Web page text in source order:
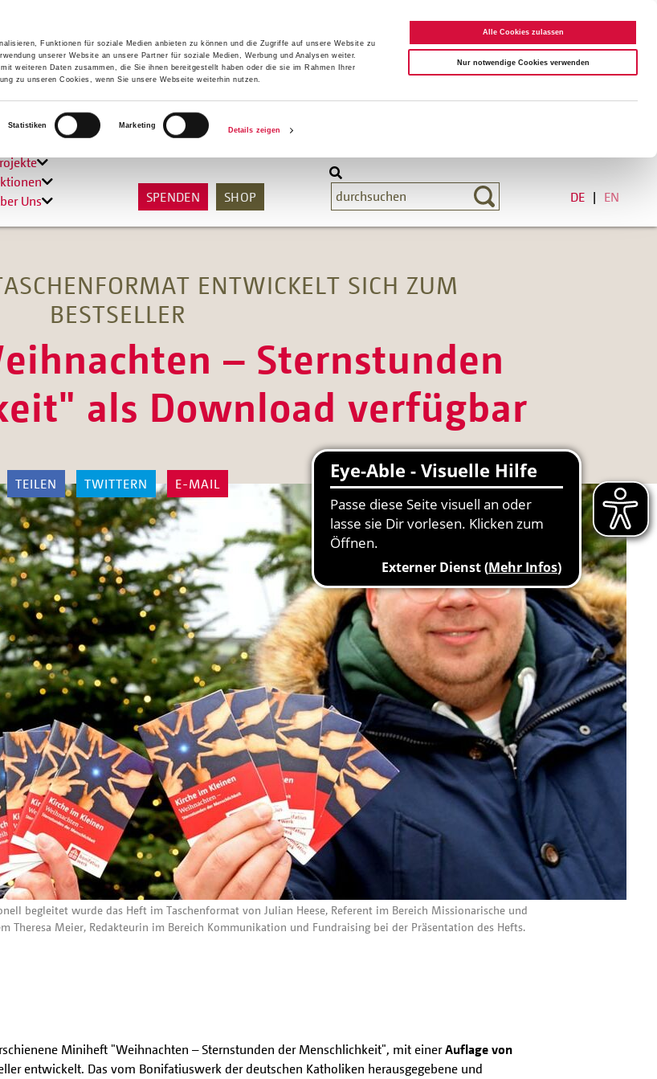
Funktionen für soziale Medien anbieten zu können und die Zugriffe auf unsere Website zu
unserer Website an unsere Partner für soziale Medien, Werbung und Analysen weiter.
weiteren Daten zusammen, die Sie ihnen bereitgestellt haben oder die sie im Rahmen Ihrer
zu unseren Cookies, wenn Sie unsere Webseite weiterhin nutzen.
Statistiken Marketing
Details zeigen
Alle Cookies zulassen
Nur notwendige Cookies verwenden
Hilfen
Uns
SPENDEN SHOP DE EN
ENTWICKELT SICH ZUM
BESTSELLER
– Sternstunden
als Download verfügbar
TEILEN TWITTERN E-MAIL
begleitet wurde das Heft im Taschenformat von Julian Heese, Referent im Bereich Missionarische und
Theresa Meier, Redakteurin im Bereich Kommunikation und Fundraising bei der Präsentation des Hefts.
Miniheft "Weihnachten – Sternstunden der Menschlichkeit", mit einerAuflage von
entwickelt. Das vom Bonifatiuswerk der deutschen Katholiken herausgegebene und